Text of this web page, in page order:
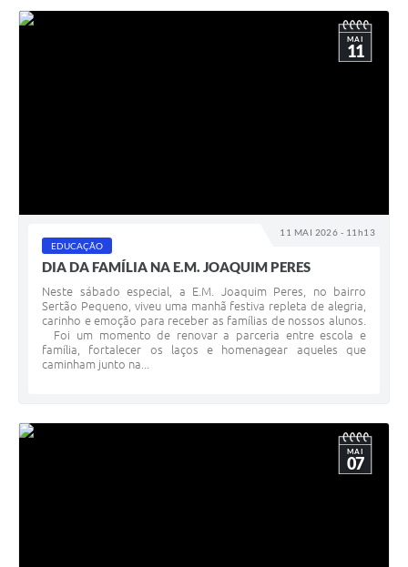
11 MAI 2026 - 11h13
MAI
11
EDUCAÇÃO
DIA DA FAMÍLIA NA E.M. JOAQUIM PERES
Neste sábado especial, a E.M. Joaquim Peres, no bairro
Sertão Pequeno, viveu uma manhã festiva repleta de alegria,
carinho e emoção para receber as famílias de nossos alunos.
Foi um momento de renovar a parceria entre escola e
família, fortalecer os laços e homenagear aqueles que
caminham junto na...
MAI
07